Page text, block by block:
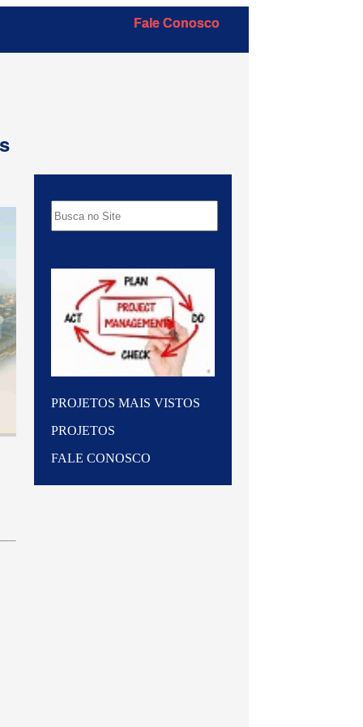
Fale Conosco
PROJETOS MAIS VISTOS
PROJETOS
FALE CONOSCO